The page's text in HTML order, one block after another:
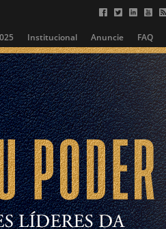
Institucional Anuncie FAQ